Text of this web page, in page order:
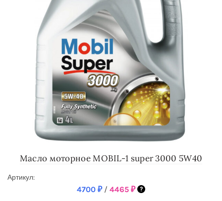
Масло моторное MOBIL-1 super 3000 5W40
Артикул:
4700 ₽ / 4465 ₽